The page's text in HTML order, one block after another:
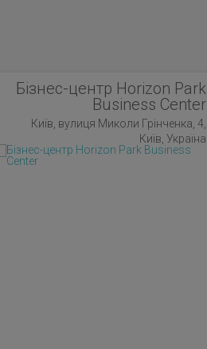
Бізнес-центр Horizon Park
Business Center
Київ, вулиця Миколи Грінченка, 4,
Київ, Україна